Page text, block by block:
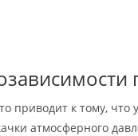
приводит к тому,
атмосферного